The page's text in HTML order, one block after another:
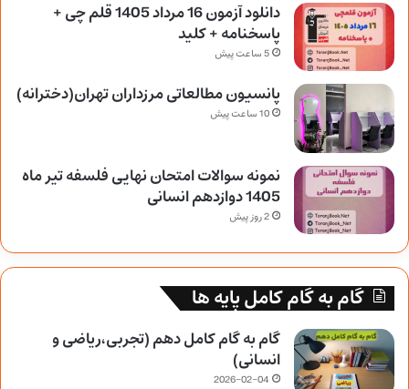
دانلود آزمون 16 مرداد 1405 قلم چی +
پاسخنامه + کلید
5 ساعت پیش
پانسیون مطالعاتی مرزداران تهران(دخترانه)
10 ساعت پیش
نمونه سوالات امتحان نهایی فلسفه تیر ماه
1405 دوازدهم انسانی
2 روز پیش
گام به گام کامل پایه ها
گام به گام کامل دهم (تجربی،ریاضی و
انسانی)
2026-02-04